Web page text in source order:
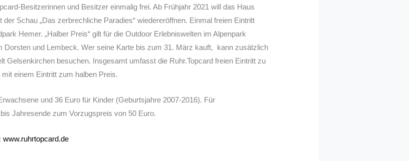
Besitzerinnen und Besitzer einmalig frei. Ab Frühjahr 2021 will das Haus
Schau „Das zerbrechliche Paradies“ wiedereröffnen. Einmal freien Eintritt
Hemer. „Halber Preis“ gilt für die Outdoor Erlebniswelten im Alpenpark
Dorsten und Lembeck. Wer seine Karte bis zum 31. März kauft, kann zusätzlich
Gelsenkirchen besuchen. Insgesamt umfasst die Ruhr.Topcard freien Eintritt zu
einem Eintritt zum halben Preis.
und 36 Euro für Kinder (Geburtsjahre 2007-2016). Für
Jahresende zum Vorzugspreis von 50 Euro.
www.ruhrtopcard.de